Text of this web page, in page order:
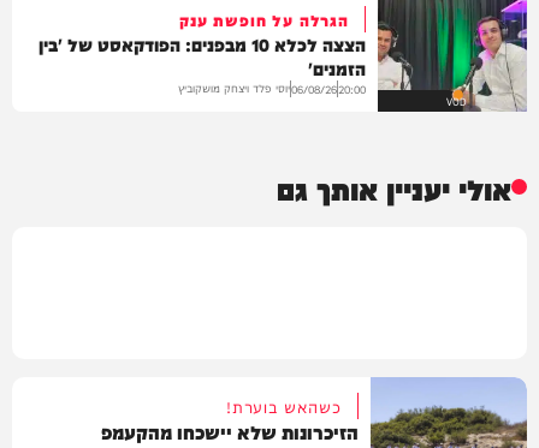
VOD
הגרלה על חופשת ענק
הצצה לכלא 10 מבפנים: הפודקאסט של 'בין
הזמנים'
20:00
06/08/26יוסי פלד ויצחק מושקוביץ
אולי יעניין אותך גם
כשהאש בוערת!
הזיכרונות שלא יישכחו מהקעמפ